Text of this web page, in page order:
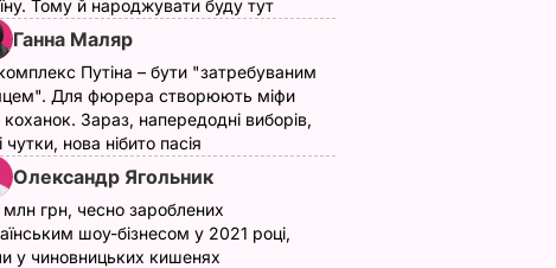
Тому й народжувати буду тут
Ганна Маляр
Путіна – бути "затребуваним
Для фюрера створюють міфи
коханок. Зараз, напередодні виборів,
чутки, нова нібито пасія
Олександр Ягольник
млн грн, чесно зароблених
шоу-бізнесом у 2021 році,
у чиновницьких кишенях